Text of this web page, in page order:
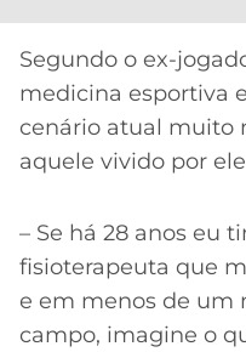
Segundo o ex-
medicina esportiva
cenário atual muito
aquele vivido por
– Se há 28 anos eu
fisioterapeuta que
e em menos de um
campo, imagine o